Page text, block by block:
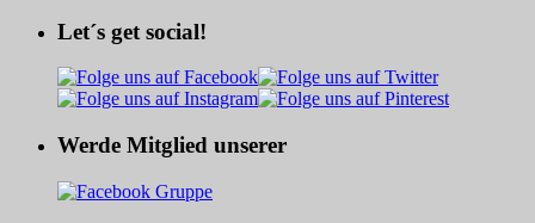
Let´s get social!
Werde Mitglied unserer